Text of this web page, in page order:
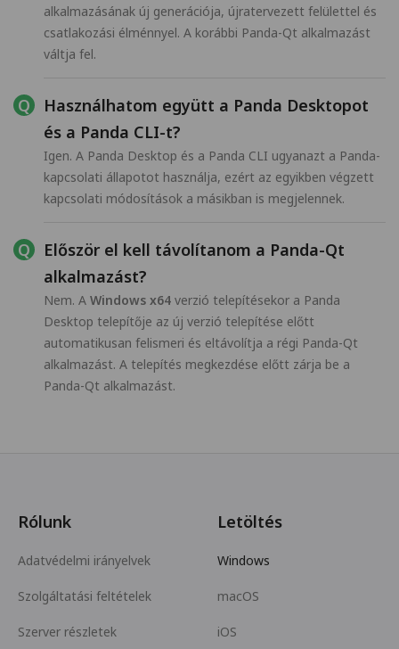
alkalmazásának új generációja, újratervezett felülettel és
csatlakozási élménnyel. A korábbi Panda-Qt alkalmazást
váltja fel.
Használhatom együtt a Panda Desktopot
és a Panda CLI-t?
Igen. A Panda Desktop és a Panda CLI ugyanazt a Panda-
kapcsolati állapotot használja, ezért az egyikben végzett
kapcsolati módosítások a másikban is megjelennek.
Először el kell távolítanom a Panda-Qt
alkalmazást?
Nem. A Windows x64 verzió telepítésekor a Panda
Desktop telepítője az új verzió telepítése előtt
automatikusan felismeri és eltávolítja a régi Panda-Qt
alkalmazást. A telepítés megkezdése előtt zárja be a
Panda-Qt alkalmazást.
Rólunk
Adatvédelmi irányelvek
Szolgáltatási feltételek
Szerver részletek
Letöltés
Windows
macOS
iOS